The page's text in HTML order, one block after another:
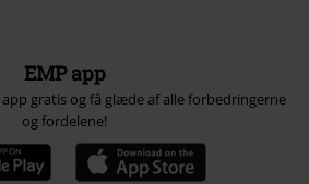
EMP app
gratis og få glæde af alle forbedringerne
og fordelene!